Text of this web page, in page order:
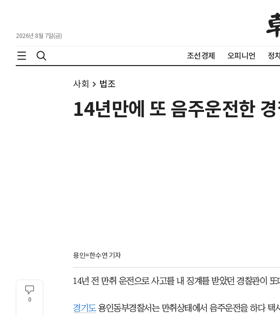
2026년 8월 7일(금)
조선경제 오피니언 정치
사회 법조
14년만에 또 음주운전한
용인=한수연 기자
0
14년 전 만취 운전으로 사고를 내 징계를 받았던 경찰관이
경기도용인동부경찰서는 만취상태에서 음주운전을 하다 택